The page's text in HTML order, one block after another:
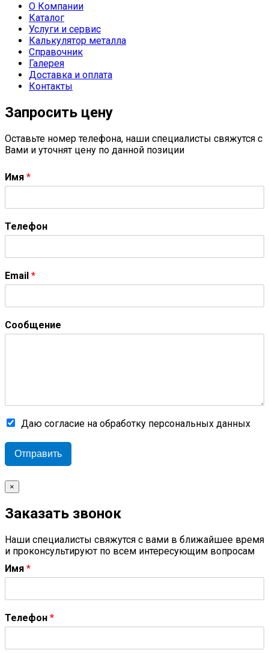
О Компании
Каталог
Услуги и сервис
Калькулятор металла
Справочник
Галерея
Доставка и оплата
Контакты
Запросить цену
Оставьте номер телефона, наши специалисты свяжутся с
Вами и уточнят цену по данной позиции
Имя *
Телефон
Email *
Сообщение
Даю согласие на обработку персональных данных
Отправить
×
Заказать звонок
Наши специалисты свяжутся с вами в ближайшее время
и проконсультируют по всем интересующим вопросам
Имя *
Телефон *